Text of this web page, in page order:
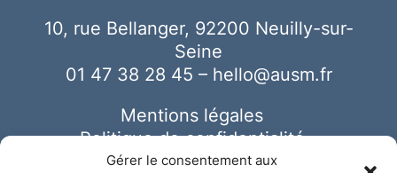
Gérer le consentement aux
10, rue Bellanger, 92200 Neuilly-sur-
Seine
01 47 38 28 45 – hello@ausm.fr
Mentions légales
Politique de confidentialité
Cookies